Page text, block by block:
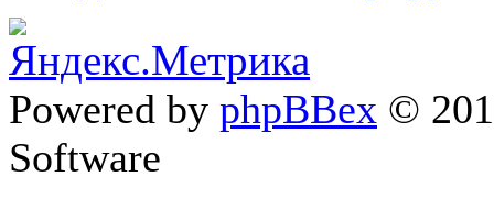
Powered by phpBBex ©
Software